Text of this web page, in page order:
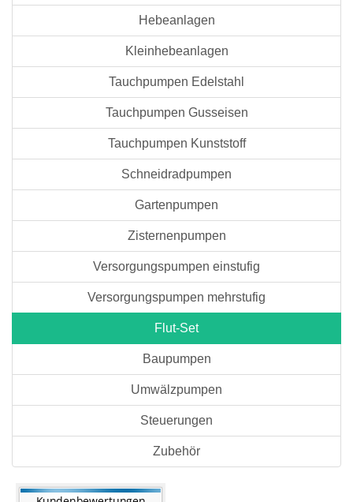
Hebeanlagen
Kleinhebeanlagen
Tauchpumpen Edelstahl
Tauchpumpen Gusseisen
Tauchpumpen Kunststoff
Schneidradpumpen
Gartenpumpen
Zisternenpumpen
Versorgungspumpen einstufig
Versorgungspumpen mehrstufig
Flut-Set
Baupumpen
Umwälzpumpen
Steuerungen
Zubehör